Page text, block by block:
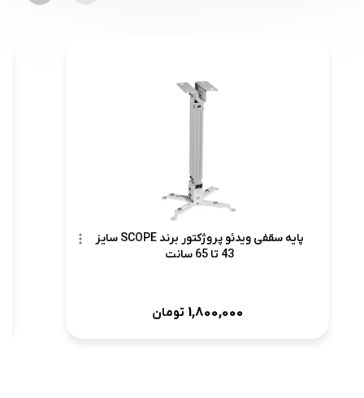
پایه سقفی ویدئو پروژکتور برند SCOPE سایز
43 تا 65 سانت
1,800,000 تومان